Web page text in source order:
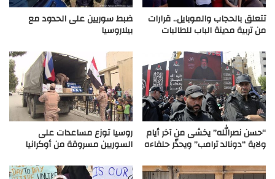
تتعلق بالحجاب والموبايل.. قرارات
من تربية مدينة الباب للطالبات
ضبط سوريين على الحدود مع
بيلاروسيا
“حسن نصرالله” يخشى من آخر أيام
ولاية “دونالد ترامب” ويحذّر حلفاءه
روسيا توزع مساعدات على
السوريين مسروقة من أوكرانيا